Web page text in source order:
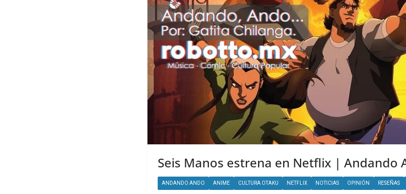
Seis Manos estrena en Netflix | Andando
ANDANDO ANDO ANIME CULTURA OTAKU NETFLIX NOTICIAS OPINIÓN RESEÑAS